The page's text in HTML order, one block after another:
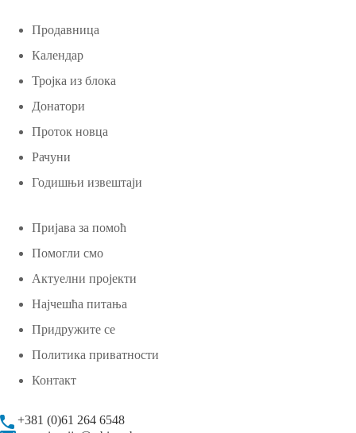
Продавница
Календар
Тројка из блока
Донатори
Проток новца
Рачуни
Годишњи извештаји
Пријава за помоћ
Помогли смо
Актуелни пројекти
Најчешћа питања
Придружите се
Политика приватности
Контакт
+381 (0)61 264 6548